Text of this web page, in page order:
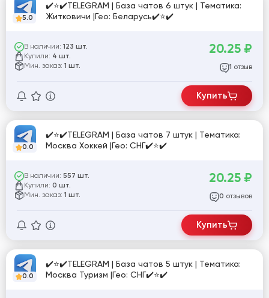
5.0
✔️⭐✔️TELEGRAM | База чатов 6 штук | Тематика:
Житковичи |Гео: Беларусь✔️⭐✔️
В наличии: 123 шт.
Купили: 4 шт.
Мин. заказ: 1 шт.
20.25 ₽
1 отзыв
Купить
0.0
✔️⭐✔️TELEGRAM | База чатов 7 штук | Тематика:
Москва Хоккей |Гео: СНГ✔️⭐✔️
В наличии: 557 шт.
Купили: 0 шт.
Мин. заказ: 1 шт.
20.25 ₽
0 отзывов
Купить
0.0
✔️⭐✔️TELEGRAM | База чатов 5 штук | Тематика:
Москва Туризм |Гео: СНГ✔️⭐✔️